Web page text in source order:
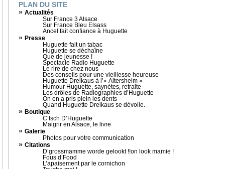
PLAN DU SITE
» Actualités
Sur France 3 Alsace
Sur France Bleu Elsass
Ancel fait confiance à Huguette
» Presse
Huguette fait un tabac
Huguette se déchaîne
Que de jeunesse !
Spectacle Radio Huguette
Le rire de chez nous
Des conseils pour une vieillesse heureuse
Huguette Dreikaus à l’« Altersheim »
Humour Huguette, saynètes, retraite
Les drôles de Radiographies d’Huguette
On en a pris plein les dents
Quand Huguette Dreikaus se dévoile.
» Boutique
C’Isch D’Huguette
Maigrir en Alsace, le livre
» Galerie
Photos pour votre communication
» Citations
D’grossmamme worde gelookt !!on look mamie !
Fous d’Food
L’apaisement par le cornichon